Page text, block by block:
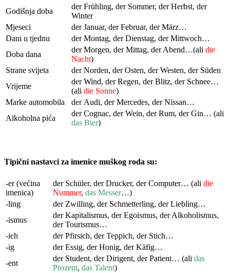
Godišnja doba
der Frühling, der Sommer, der Herbst, der
Winter
Mjeseci
der Januar, der Februar, der März…
Dani u tjednu
der Montag, der Dienstag, der Mittwoch…
Doba dana
der Morgen, der Mittag, der Abend…(ali die
Nacht)
Strane svijeta
der Norden, der Osten, der Westen, der Süden
Vrijeme
der Wind, der Regen, der Blitz, der Schnee…
(ali die Sonne)
Marke automobila
der Audi, der Mercedes, der Nissan…
Alkoholna pića
der Cognac, der Wein, der Rum, der Gin… (ali
das Bier)
Tipični nastavci za imenice muškog roda su:
-er (većina
imenica)
der Schüler, der Drucker, der Computer… (ali die
Nummer, das Messer…)
-ling
der Zwilling, der Schmetterling, der Liebling…
-ismus
der Kapitalismus, der Egoismus, der Alkoholismus,
der Tourismus…
-ich
der Pfirsich, der Teppich, der Stich…
-ig
der Essig, der Honig, der Käfig…
-ent
der Student, der Dirigent, der Patient… (ali das
Prozent, das Talent)